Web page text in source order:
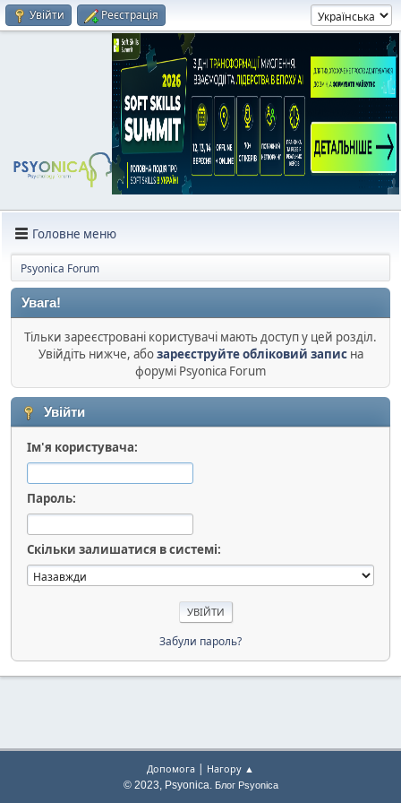
Увійти Реєстрація
Головне меню
Psyonica Forum
Увага!
Тільки зареєстровані користувачі мають доступ у цей розділ.
Увійдіть нижче, абозареєструйте обліковий записна
форумі Psyonica Forum
Увійти
Ім'я користувача:
Пароль:
Скільки залишатися в системі:
Забули пароль?
Допомога | Нагору ▲
© 2023, Psyonica. Блог Psyonica